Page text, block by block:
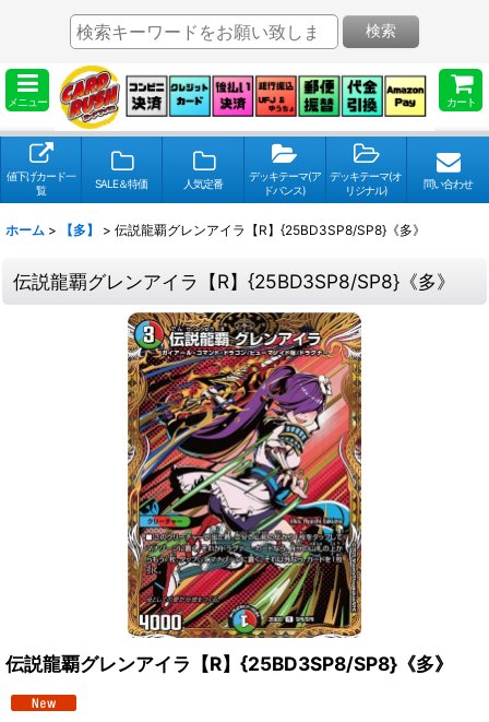
メニュー カート
検索
値下げカード一
覧
SALE＆特価 人気定番
デッキテーマ(ア
ドバンス)
デッキテーマ(オ
リジナル)
問い合わせ
ホーム > 【多】 > 伝説龍覇グレンアイラ【R】{25BD3SP8/SP8}《多》
伝説龍覇グレンアイラ【R】{25BD3SP8/SP8}《多》
伝説龍覇グレンアイラ【R】{25BD3SP8/SP8}《多》